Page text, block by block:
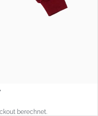
berechnet.